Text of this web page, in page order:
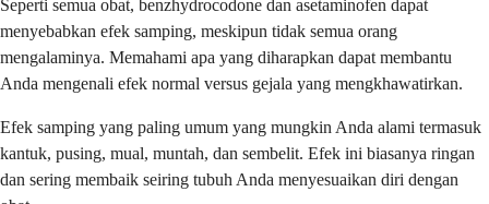
Seperti semua obat, benzhydrocodone dan asetaminofen dapat
menyebabkan efek samping, meskipun tidak semua orang
mengalaminya. Memahami apa yang diharapkan dapat membantu
Anda mengenali efek normal versus gejala yang mengkhawatirkan.
Efek samping yang paling umum yang mungkin Anda alami termasuk
kantuk, pusing, mual, muntah, dan sembelit. Efek ini biasanya ringan
dan sering membaik seiring tubuh Anda menyesuaikan diri dengan